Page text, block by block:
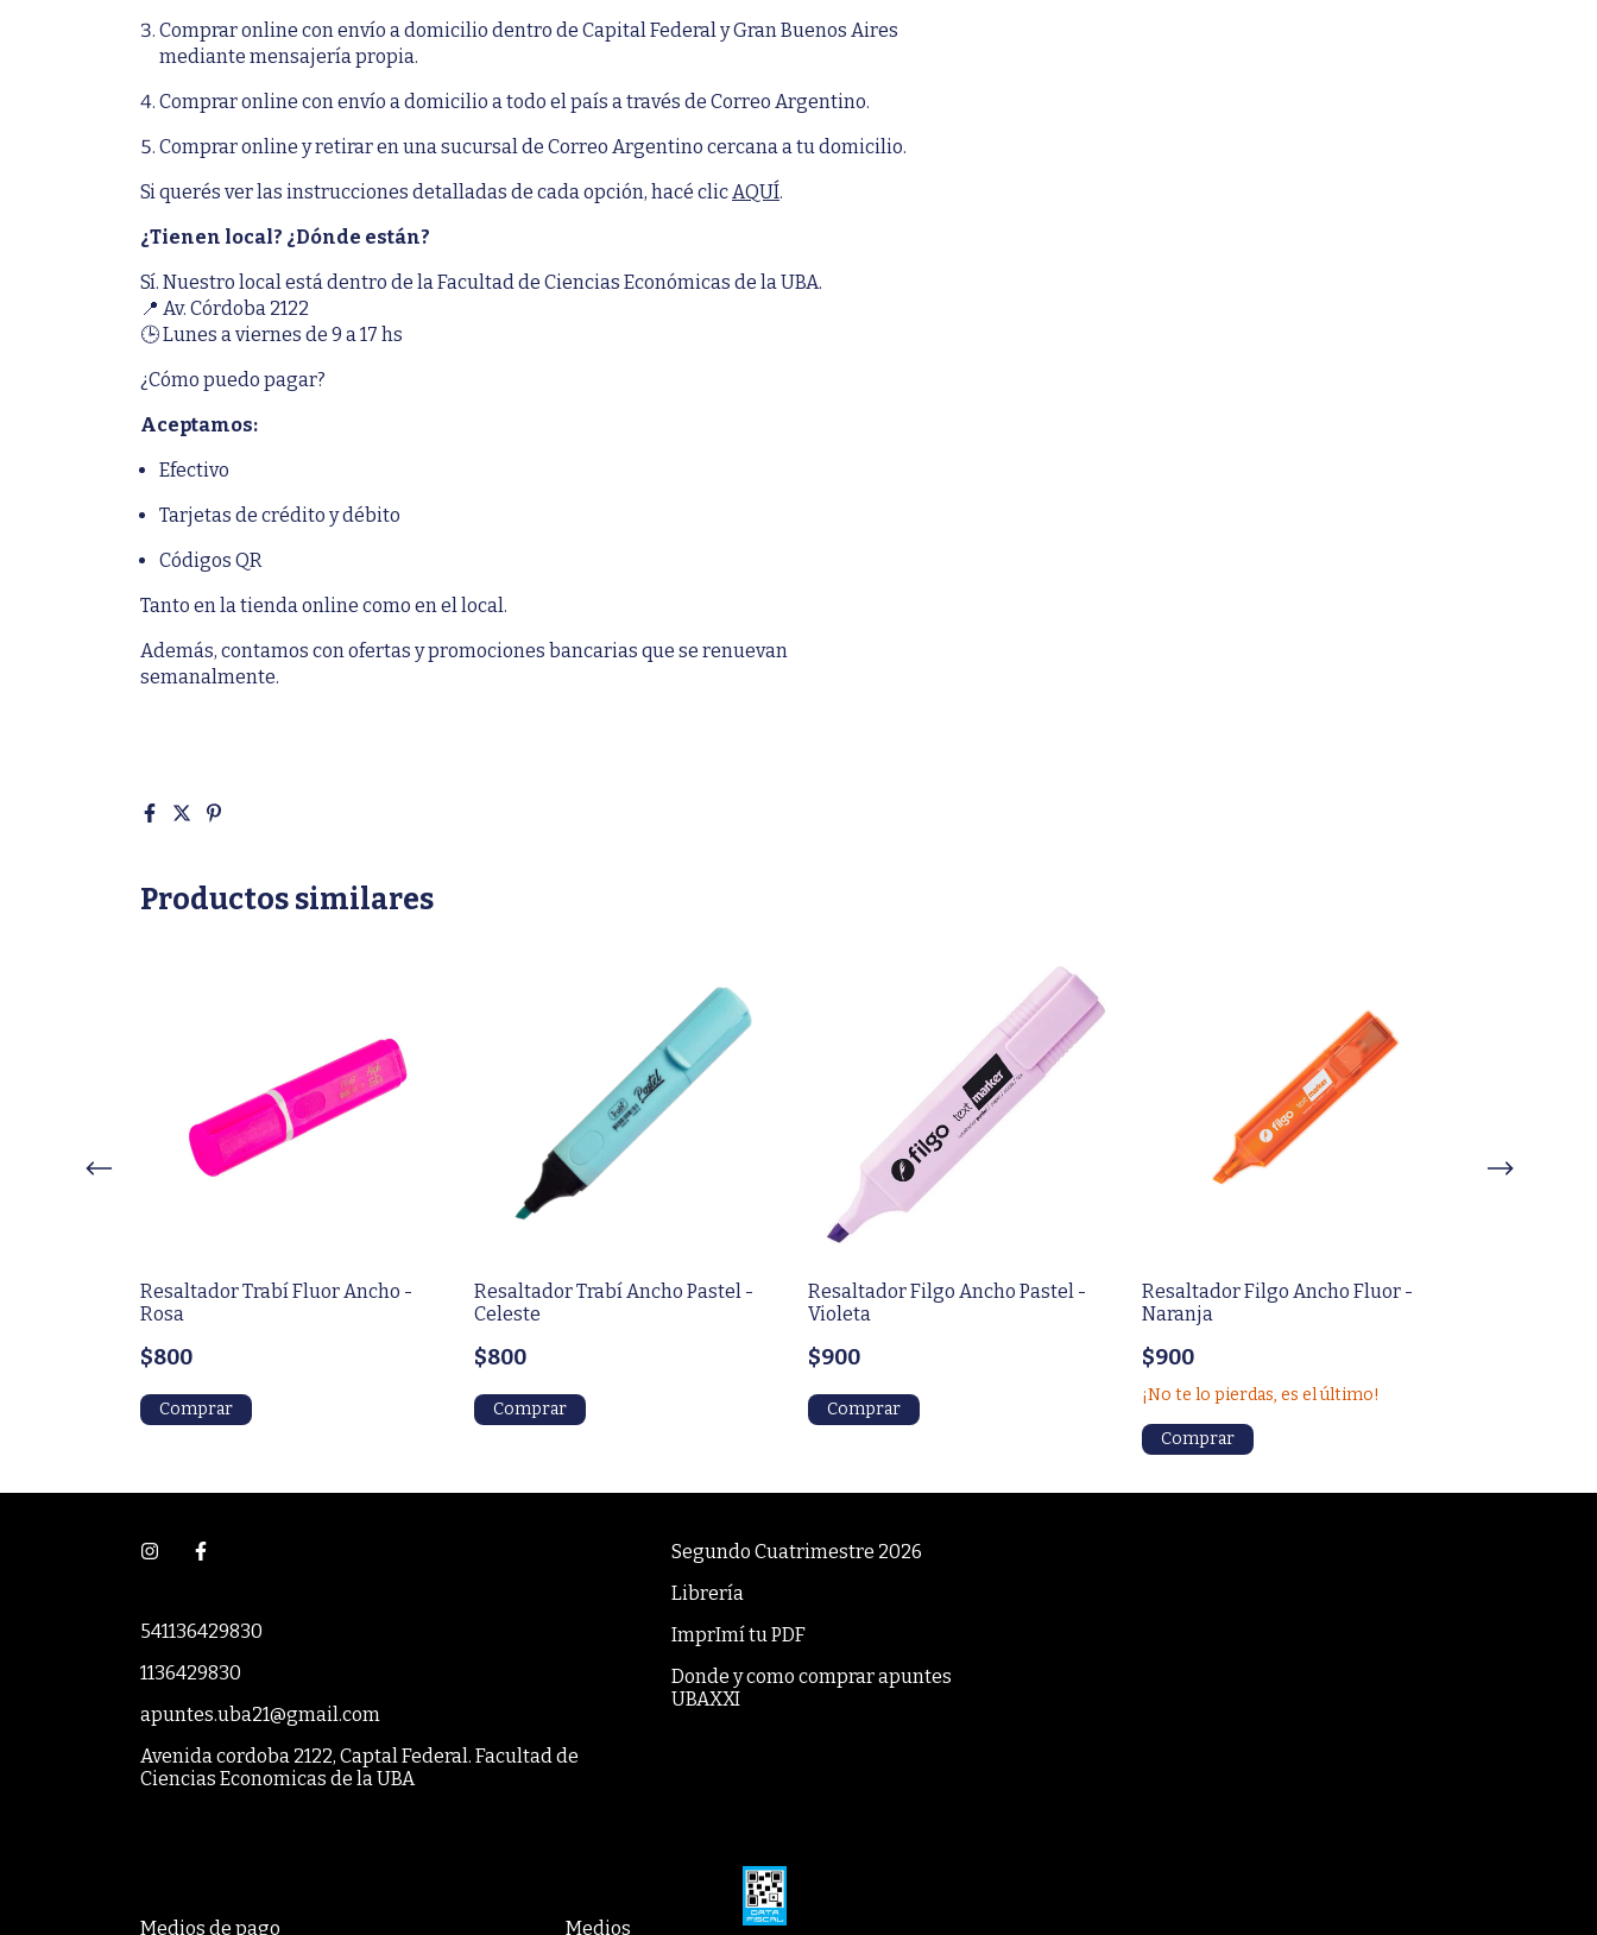
Comprar online con envío a domicilio dentro de Capital Federal y Gran Buenos Aires
mediante mensajería propia.
Comprar online con envío a domicilio a todo el país a través de Correo Argentino.
Comprar online y retirar en una sucursal de Correo Argentino cercana a tu domicilio.
Si querés ver las instrucciones detalladas de cada opción, hacé clic AQUÍ.
¿Tienen local? ¿Dónde están?
Sí. Nuestro local está dentro de la Facultad de Ciencias Económicas de la UBA.
📍 Av. Córdoba 2122
🕒 Lunes a viernes de 9 a 17 hs
¿Cómo puedo pagar?
Aceptamos:
Efectivo
Tarjetas de crédito y débito
Códigos QR
Tanto en la tienda online como en el local.
Además, contamos con ofertas y promociones bancarias que se renuevan
semanalmente.
Productos similares
Resaltador Trabí Fluor Ancho -
Rosa
$800
Resaltador Trabí Ancho Pastel -
Celeste
$800
Resaltador Filgo Ancho Pastel -
Violeta
$900
Resaltador Filgo Ancho Fluor -
Naranja
$900
¡No te lo pierdas, es el último!
541136429830
1136429830
apuntes.uba21@gmail.com
Avenida cordoba 2122, Captal Federal. Facultad de
Ciencias Economicas de la UBA
Segundo Cuatrimestre 2026
Librería
ImprImí tu PDF
Donde y como comprar apuntes
UBAXXI
Medios de pago Medios